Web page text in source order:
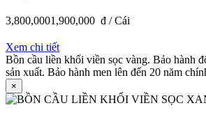
3,800,0001,900,000 đ / Cái
Xem chi tiết
Bồn cầu liền khối viền sọc vàng. Bảo hành
sản xuất. Bảo hành men lên đến 20 năm
×